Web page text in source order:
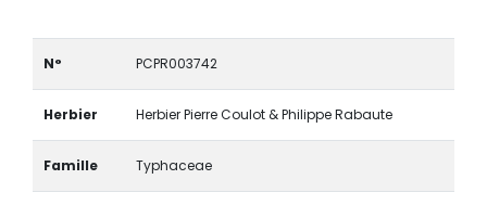
N° PCPR003742
Herbier Herbier Pierre Coulot & Philippe Rabaute
Famille Typhaceae